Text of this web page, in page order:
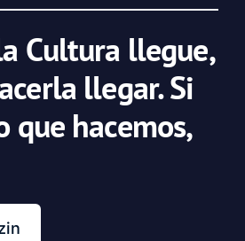
Cultura llegue,
llegar. Si
que hacemos,